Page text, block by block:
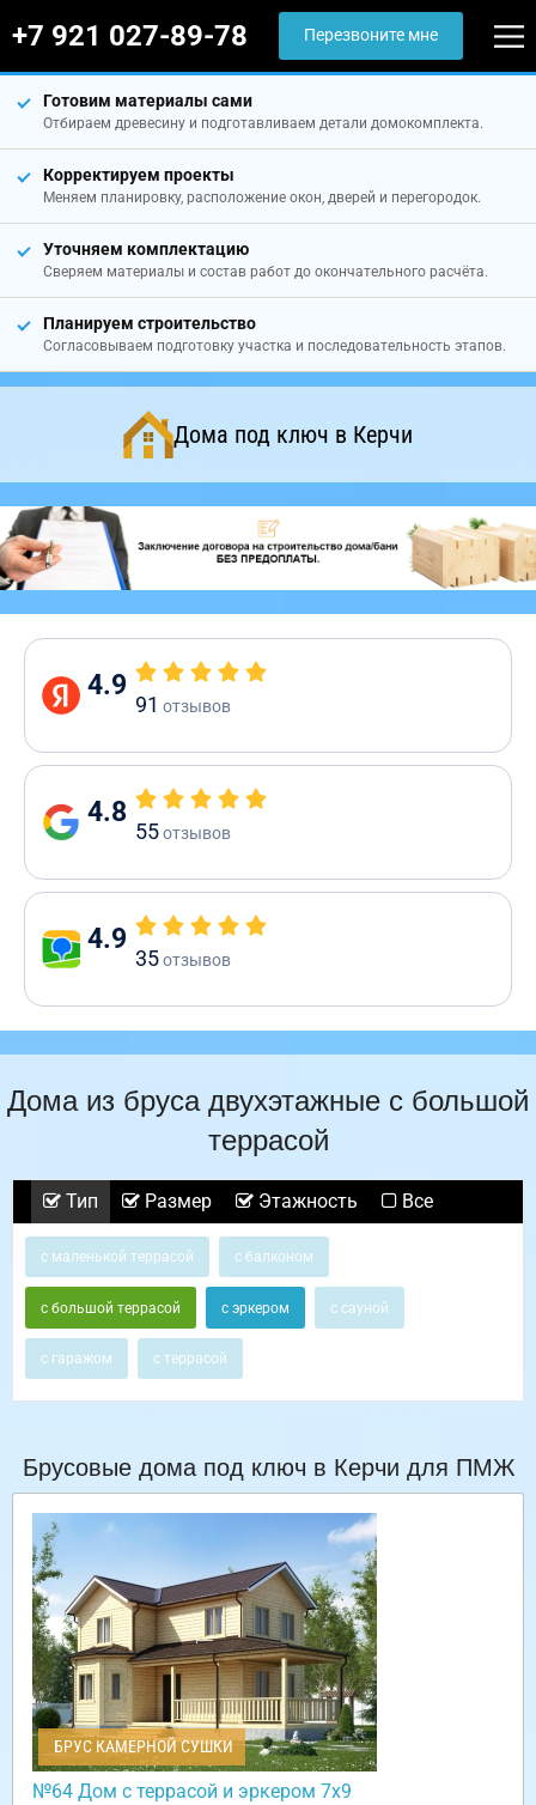
+7 921 027-89-78 Перезвоните мне
Готовим материалы сами
Отбираем древесину и подготавливаем детали домокомплекта.
Корректируем проекты
Меняем планировку, расположение окон, дверей и перегородок.
Уточняем комплектацию
Сверяем материалы и состав работ до окончательного расчёта.
Планируем строительство
Согласовываем подготовку участка и последовательность этапов.
Дома под ключ в Керчи
4.9
91 отзывов
4.8
55отзывов
4.9
35отзывов
Дома из бруса двухэтажные с большой
террасой
Тип Размер Этажность Все
с маленькой террасой с балконом
с большой террасой с эркером с сауной
с гаражом с террасой
Брусовые дома под ключ в Керчи для ПМЖ
БРУС КАМЕРНОЙ СУШКИ
№64 Дом с террасой и эркером 7х9